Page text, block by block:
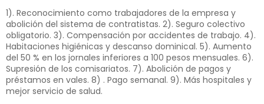
1). Reconocimiento como trabajadores de la empresa y
abolición del sistema de contratistas. 2). Seguro colectivo
obligatorio. 3). Compensación por accidentes de trabajo. 4).
Habitaciones higiénicas y descanso dominical. 5). Aumento
del 50 % en los jornales inferiores a 100 pesos mensuales. 6).
Supresión de los comisariatos. 7). Abolición de pagos y
préstamos en vales. 8) . Pago semanal. 9). Más hospitales y
mejor servicio de salud.